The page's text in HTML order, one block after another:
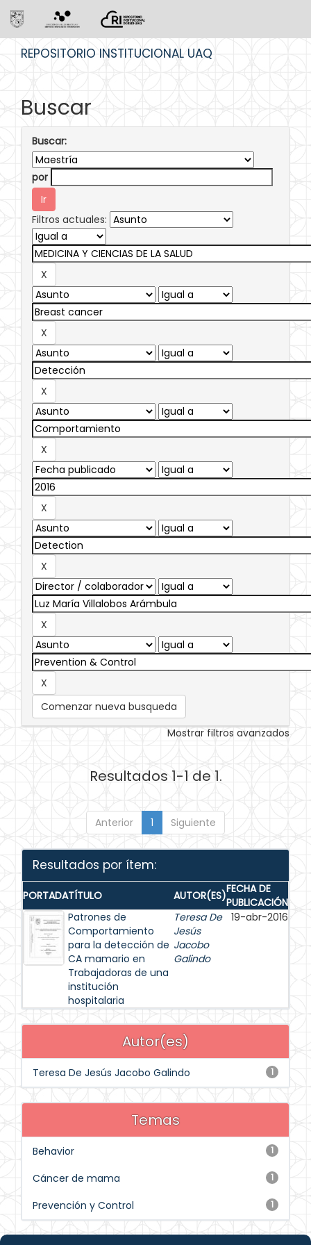
REPOSITORIO INSTITUCIONAL UAQ
Buscar
Buscar:
por
Filtros actuales:
Comenzar nueva busqueda
Mostrar filtros avanzados
Resultados 1-1 de 1.
Anterior 1 Siguiente
Resultados por ítem:
PORTADATÍTULO AUTOR(ES)FECHA DE
PUBLICACIÓN
Patrones de
Comportamiento
para la detección de
CA mamario en
Trabajadoras de una
institución
hospitalaria
Teresa De
Jesús
Jacobo
Galindo
19-abr-2016
Autor(es)
1
Teresa De Jesús Jacobo Galindo
Temas
1
Behavior
1
Cáncer de mama
1
Prevención y Control